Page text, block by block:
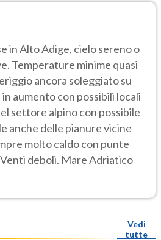
in Alto Adige, cielo sereno o
Temperature minime quasi
ancora soleggiato su
aumento con possibili locali
settore alpino con possibile
anche delle pianure vicine
molto caldo con punte
deboli. Mare Adriatico
Vedi
tutte